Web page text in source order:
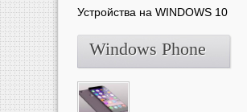
Устройства на WINDOWS 10
Windows Phone